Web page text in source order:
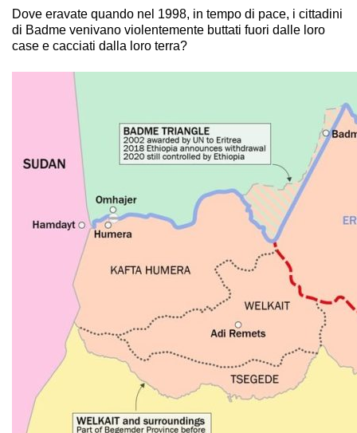
Dove eravate quando nel 1998, in tempo di pace, i cittadini
di Badme venivano violentemente buttati fuori dalle loro
case e cacciati dalla loro terra?